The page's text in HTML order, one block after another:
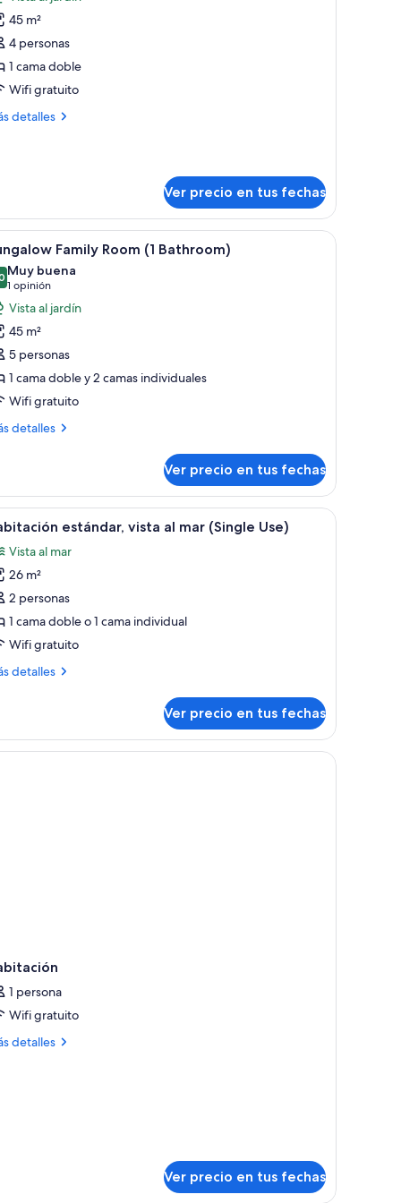
45 m²
4 personas
1 cama doble
Wifi gratuito
detalles
Ver precio en tus fechas
un escritorio con televisor, una silla y una ventana con cortinas.
Habitación de hotel con dos camas, un
5 Family Room (1 Bathroom)
de 10
Muy buena
1 opinión
(1
opinión)
Vista al jardín
45 m²
5 personas
1 cama doble y 2 camas individuales
Wifi gratuito
detalles
Ver precio en tus fechas
un televisor y un balcón con cortinas.Habitación de hotel con dos camas, un
4 estándar, vista al mar (Single Use)
Vista al mar
26 m²
2 personas
1 cama doble o 1 cama individual
Wifi gratuito
detalles
Ver precio en tus fechas
1 persona
Wifi gratuito
detalles
Ver precio en tus fechas